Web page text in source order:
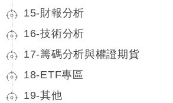
15-財報分析
16-技術分析
17-籌碼分析與權證期貨
18-ETF專區
19-其他